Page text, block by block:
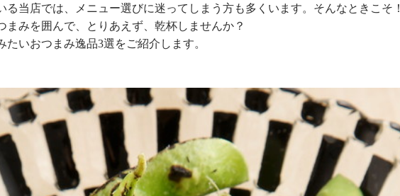
る当店では、メニュー選びに迷ってしまう方も多くいます。そんなときこそ！
まみを囲んで、とりあえず、乾杯しませんか？
いおつまみ逸品3選をご紹介します。